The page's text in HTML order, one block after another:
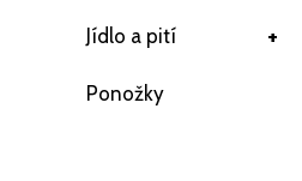
+
Jídlo a pití
Ponožky